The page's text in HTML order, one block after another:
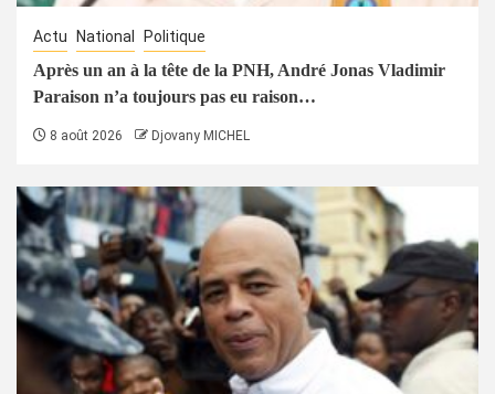
Actu National Politique
Après un an à la tête de la PNH, André Jonas Vladimir
Paraison n’a toujours pas eu raison…
8 août 2026 Djovany MICHEL